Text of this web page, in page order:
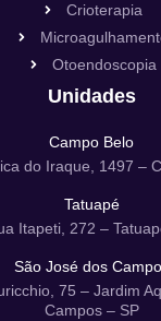
Crioterapia
Otoendoscopia
Unidades
Campo Belo
do Iraque, 1497 –
Tatuapé
Itapeti, 272 –
São José dos
75 – Jardim
Campos – SP